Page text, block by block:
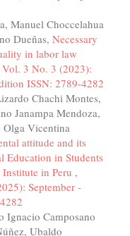
Manuel Choccelahua
Dueñas, Necessary
in labor law
3 No. 3 (2023):
ISSN: 2789-4282
Chachi Montes,
Janampa Mendoza,
Olga Vicentina
attitude and its
Education in Students
in Peru ,
September -
Ignacio Camposano
Ubaldo